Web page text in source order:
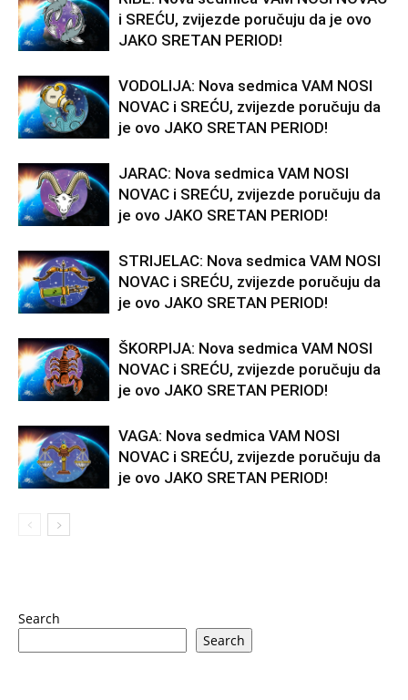
i SREĆU, zvijezde poručuju da je ovo
JAKO SRETAN PERIOD!
VODOLIJA: Nova sedmica VAM NOSI
NOVAC i SREĆU, zvijezde poručuju da
je ovo JAKO SRETAN PERIOD!
JARAC: Nova sedmica VAM NOSI
NOVAC i SREĆU, zvijezde poručuju da
je ovo JAKO SRETAN PERIOD!
STRIJELAC: Nova sedmica VAM NOSI
NOVAC i SREĆU, zvijezde poručuju da
je ovo JAKO SRETAN PERIOD!
ŠKORPIJA: Nova sedmica VAM NOSI
NOVAC i SREĆU, zvijezde poručuju da
je ovo JAKO SRETAN PERIOD!
VAGA: Nova sedmica VAM NOSI
NOVAC i SREĆU, zvijezde poručuju da
je ovo JAKO SRETAN PERIOD!
Search
Search